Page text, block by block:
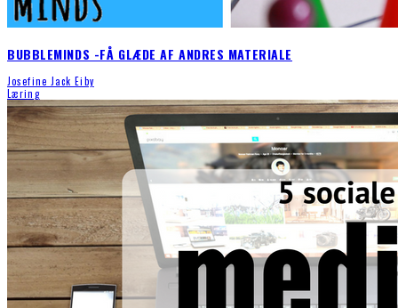
BUBBLEMINDS -FÅ GLÆDE AF ANDRES MATERIALE
Josefine Jack Eiby
Læring